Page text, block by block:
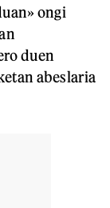
ongi
duen
abeslaria